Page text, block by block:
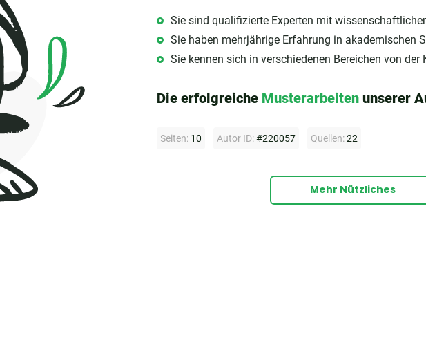
Sie sind qualifizierte Experten mit
Sie haben mehrjährige Erfahrung in akademischen
Sie kennen sich in verschiedenen Bereichen von
Die erfolgreiche Musterarbeiten unserer
Seiten: 10 Autor ID:#220057 Quellen:22
Mehr Nützliches